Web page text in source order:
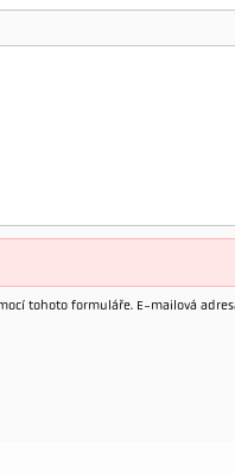
tohoto formuláře. E-mailová